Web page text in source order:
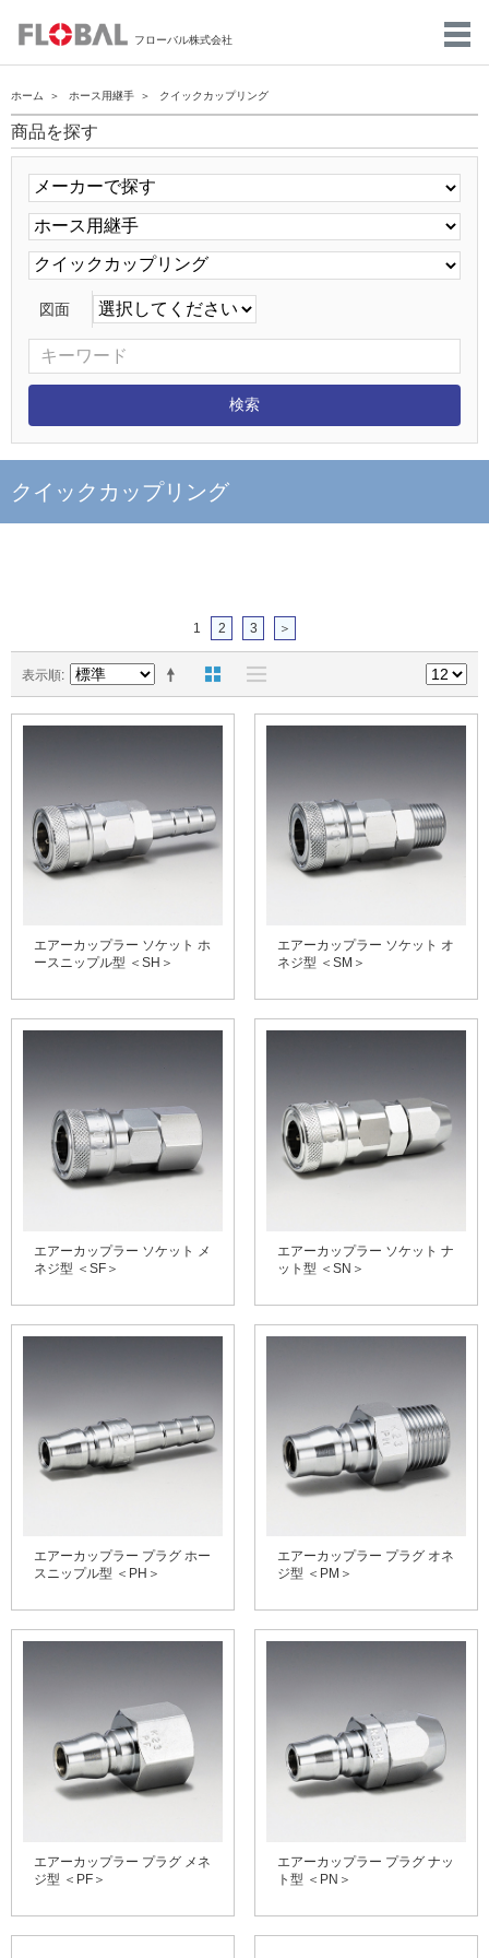
フローバル株式会社
ホーム ホース用継手 クイックカップリング
商品を探す
図面
クイックカップリング
1 2 3 ＞
表示順
エアーカップラー ソケット ホ
ースニップル型 ＜SH＞
エアーカップラー ソケット オ
ネジ型 ＜SM＞
エアーカップラー ソケット メ
ネジ型 ＜SF＞
エアーカップラー ソケット ナ
ット型 ＜SN＞
エアーカップラー プラグ ホー
スニップル型 ＜PH＞
エアーカップラー プラグ オネ
ジ型 ＜PM＞
エアーカップラー プラグ メネ
ジ型 ＜PF＞
エアーカップラー プラグ ナッ
ト型 ＜PN＞